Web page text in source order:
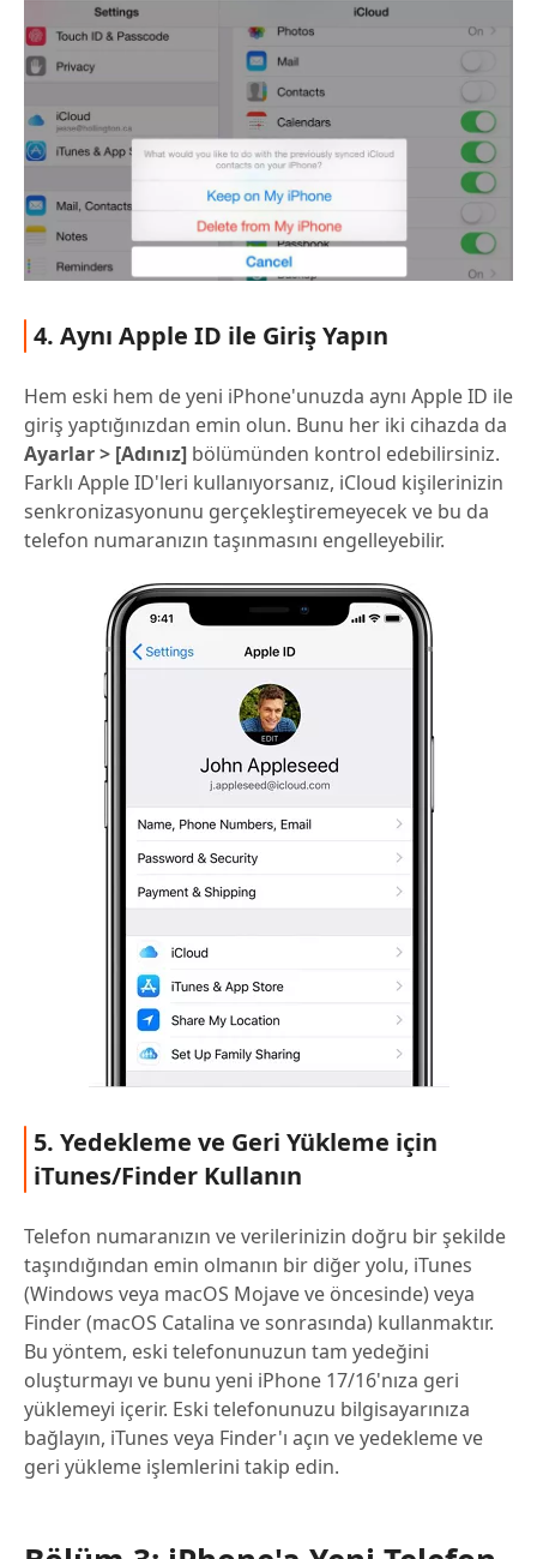
4. Aynı Apple ID ile Giriş Yapın
Hem eski hem de yeni iPhone'unuzda aynı Apple ID ile
giriş yaptığınızdan emin olun. Bunu her iki cihazda da
Ayarlar > [Adınız] bölümünden kontrol edebilirsiniz.
Farklı Apple ID'leri kullanıyorsanız, iCloud kişilerinizin
senkronizasyonunu gerçekleştiremeyecek ve bu da
telefon numaranızın taşınmasını engelleyebilir.
5. Yedekleme ve Geri Yükleme için
iTunes/Finder Kullanın
Telefon numaranızın ve verilerinizin doğru bir şekilde
taşındığından emin olmanın bir diğer yolu, iTunes
(Windows veya macOS Mojave ve öncesinde) veya
Finder (macOS Catalina ve sonrasında) kullanmaktır.
Bu yöntem, eski telefonunuzun tam yedeğini
oluşturmayı ve bunu yeni iPhone 17/16'nıza geri
yüklemeyi içerir. Eski telefonunuzu bilgisayarınıza
bağlayın, iTunes veya Finder'ı açın ve yedekleme ve
geri yükleme işlemlerini takip edin.